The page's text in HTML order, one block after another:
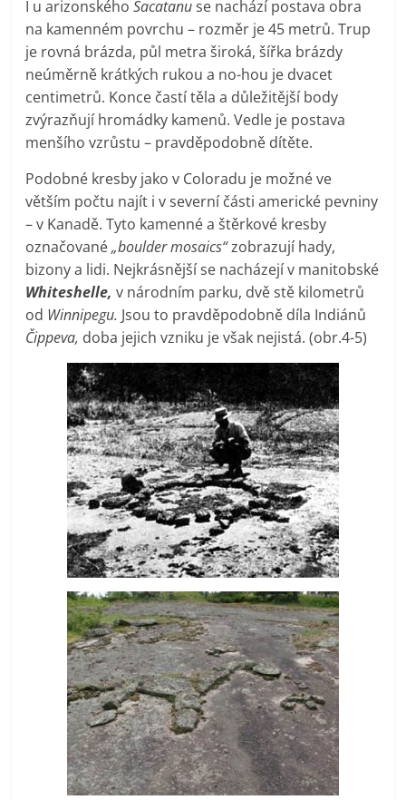
I u arizonskéhoSacatanuse nachází postava obra
na kamenném povrchu – rozměr je 45 metrů. Trup
je rovná brázda, půl metra široká, šířka brázdy
neúměrně krátkých rukou a no-hou je dvacet
centimetrů. Konce častí těla a důležitější body
zvýrazňují hromádky kamenů. Vedle je postava
menšího vzrůstu – pravděpodobně dítěte.
Podobné kresby jako v Coloradu je možné ve
větším počtu najít i v severní části americké pevniny
– v Kanadě. Tyto kamenné a štěrkové kresby
označované„boulder mosaics“zobrazují hady,
bizony a lidi. Nejkrásnější se nacházejí v manitobské
Whiteshelle, v národním parku, dvě stě kilometrů
od Winnipegu. Jsou to pravděpodobně díla Indiánů
Čippeva, doba jejich vzniku je však nejistá. (obr.4-5)